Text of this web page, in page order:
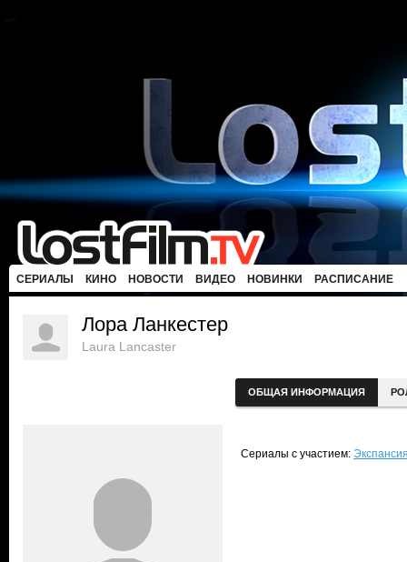
СЕРИАЛЫ КИНО НОВОСТИ ВИДЕО НОВИНКИ РАСПИСАНИЕ
Лора Ланкестер
Laura Lancaster
ОБЩАЯ ИНФОРМАЦИЯ
Сериалы с участием: